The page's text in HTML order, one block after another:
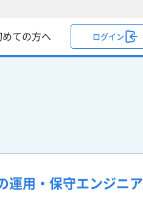
めての方へ ログイン
運用・保守エンジニア